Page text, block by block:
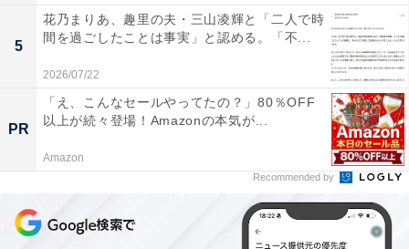
5
花乃まりあ、趣里の夫・三山凌輝と「二人で時
間を過ごしたことは事実」と認める。「不...
2026/07/22
PR
「え、こんなセールやってたの？」80％OFF
以上が続々登場！Amazonの本気が...
Amazon
Recommended by